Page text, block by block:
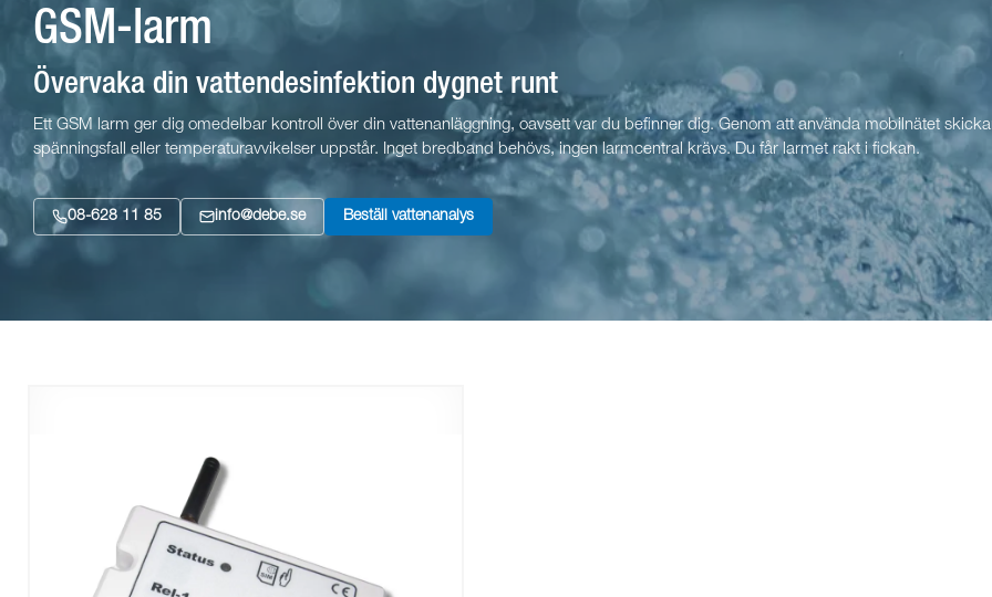
GSM-larm
Övervaka din vattendesinfektion dygnet runt
Ett GSM larm ger dig omedelbar kontroll över din vattenanläggning, oavsett var du befinner dig. Genom att använda mobilnätet
spänningsfall eller temperaturavvikelser uppstår. Inget bredband behövs, ingen larmcentral krävs. Du får larmet rakt i fickan.
08-628 11 85 info@debe.se Beställ vattenanalys